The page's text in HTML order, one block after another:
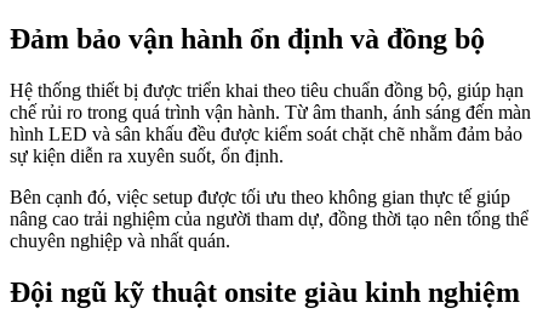
Đảm bảo vận hành ổn định và đồng bộ
Hệ thống thiết bị được triển khai theo tiêu chuẩn đồng bộ, giúp hạn
chế rủi ro trong quá trình vận hành. Từ âm thanh, ánh sáng đến màn
hình LED và sân khấu đều được kiểm soát chặt chẽ nhằm đảm bảo
sự kiện diễn ra xuyên suốt, ổn định.
Bên cạnh đó, việc setup được tối ưu theo không gian thực tế giúp
nâng cao trải nghiệm của người tham dự, đồng thời tạo nên tổng thể
chuyên nghiệp và nhất quán.
Đội ngũ kỹ thuật onsite giàu kinh nghiệm